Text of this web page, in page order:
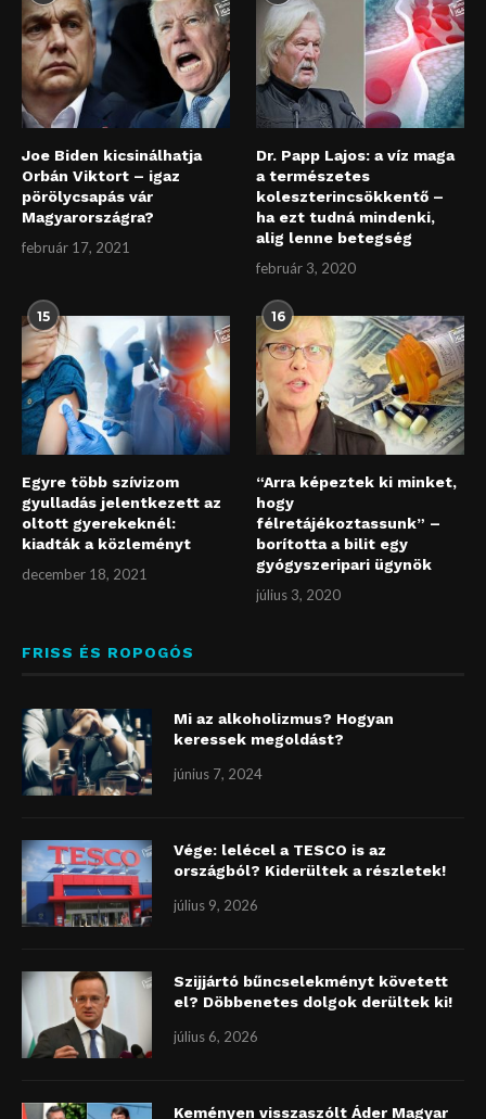
Joe Biden kicsinálhatja
Orbán Viktort – igaz
pörölycsapás vár
Magyarországra?
február 17, 2021
Dr. Papp Lajos: a víz maga
a természetes
koleszterincsökkentő –
ha ezt tudná mindenki,
alig lenne betegség
február 3, 2020
15
Egyre több szívizom
gyulladás jelentkezett az
oltott gyerekeknél:
kiadták a közleményt
december 18, 2021
16
“Arra képeztek ki minket,
hogy
félretájékoztassunk” –
borította a bilit egy
gyógyszeripari ügynök
július 3, 2020
FRISS ÉS ROPOGÓS
Mi az alkoholizmus? Hogyan
keressek megoldást?
június 7, 2024
Vége: lelécel a TESCO is az
országból? Kiderültek a részletek!
július 9, 2026
Szijjártó bűncselekményt követett
el? Döbbenetes dolgok derültek ki!
július 6, 2026
Keményen visszaszólt Áder Magyar